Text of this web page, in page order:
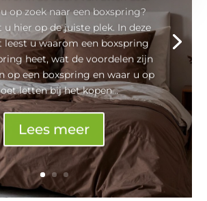
op zoek naar een boxspring?
u hier op de juiste plek. In deze
leest u waarom een boxspring
heet, wat de voordelen zijn
op een boxspring en waar u op
letten bij het kopen...
Lees meer